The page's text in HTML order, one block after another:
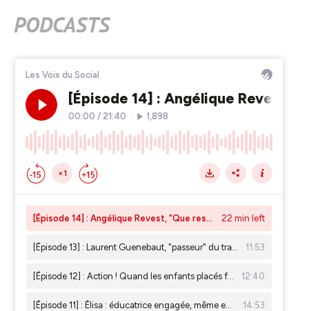
PODCASTS